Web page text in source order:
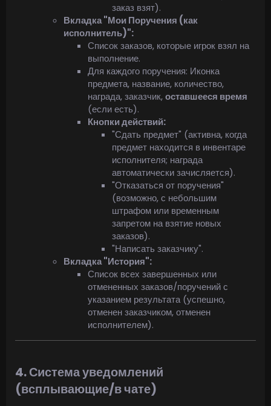
заказ взят).
Вкладка "Мои Поручения (как
исполнитель)":
Список заказов, которые игрок взял на
выполнение.
Для каждого поручения: Иконка
предмета, название, количество,
награда, заказчик,оставшееся время
(если есть).
Кнопки действий:
"Сдать предмет" (активна, когда
предмет находится в инвентаре
исполнителя; награда
автоматически зачисляется).
"Отказаться от поручения"
(возможно, с небольшим
штрафом или временным
запретом на взятие новых
заказов).
"Написать заказчику".
Вкладка "История":
Список всех завершенных или
отмененных заказов/поручений с
указанием результата (успешно,
отменен заказчиком, отменен
исполнителем).
4. Система уведомлений
(всплывающие/в чате)